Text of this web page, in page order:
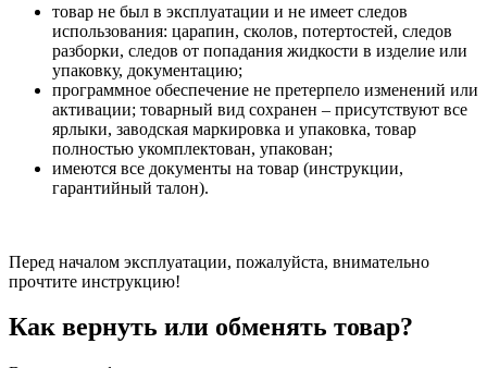
товар не был в эксплуатации и не имеет следов
использования: царапин, сколов, потертостей, следов
разборки, следов от попадания жидкости в изделие или
упаковку, документацию;
программное обеспечение не претерпело изменений или
активации; товарный вид сохранен – присутствуют все
ярлыки, заводская маркировка и упаковка, товар
полностью укомплектован, упакован;
имеются все документы на товар (инструкции,
гарантийный талон).
Перед началом эксплуатации, пожалуйста, внимательно
прочтите инструкцию!
Как вернуть или обменять товар?